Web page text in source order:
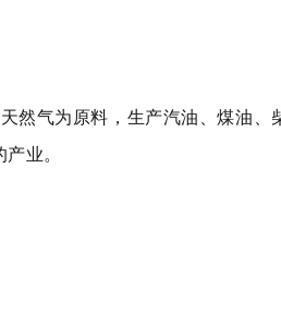
然气为原料，生产汽油、煤油、
业。